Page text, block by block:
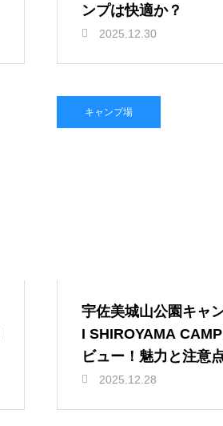
ンプは快適か？
2025.12.30
キャンプ場
宇佐美城山公園キャ
I SHIROYAMA
ビュー！魅力と注意
か？2025.12.28